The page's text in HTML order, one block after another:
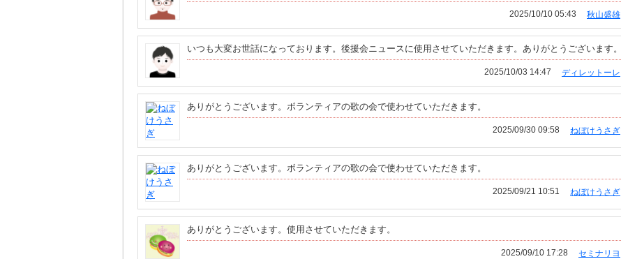
秋山盛雄
2025/10/10 05:43
いつも大変お世話になっております。後援会ニュースに使用させていただきます。ありがとうございます。
ディレットーレ
2025/10/03 14:47
ありがとうございます。ボランティアの歌の会で使わせていただきます。
ねぼけうさぎ
2025/09/30 09:58
ありがとうございます。ボランティアの歌の会で使わせていただきます。
ねぼけうさぎ
2025/09/21 10:51
ありがとうございます。使用させていただきます。
セミナリヨ
2025/09/10 17:28